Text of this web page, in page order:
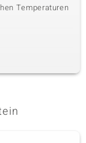
Temperaturen